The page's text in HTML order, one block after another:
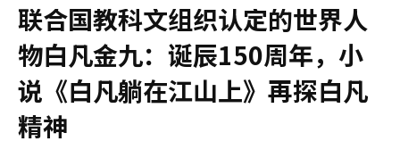
联合国教科文组织认定的世界人
物白凡金九：诞辰150周年，小
说《白凡躺在江山上》再探白凡
精神